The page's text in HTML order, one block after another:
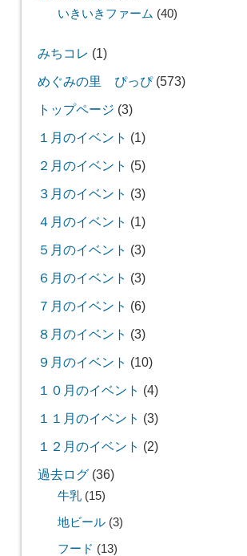
いきいきファーム (40)
みちコレ (1)
めぐみの里 ぴっぴ(573)
トップページ (3)
１月のイベント (1)
２月のイベント (5)
３月のイベント (3)
４月のイベント (1)
５月のイベント (3)
６月のイベント (3)
７月のイベント (6)
８月のイベント (3)
９月のイベント (10)
１０月のイベント (4)
１１月のイベント (3)
１２月のイベント (2)
過去ログ(36)
牛乳(15)
地ビール(3)
フード (13)